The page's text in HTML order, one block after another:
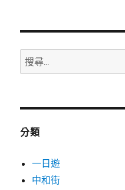
新
展】
台
門
票
訊、
必
搜
尋
鍵
分類
一日遊
中和街